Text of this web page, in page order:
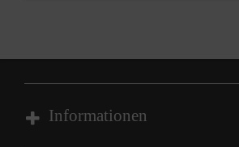
Informationen